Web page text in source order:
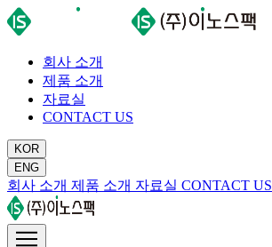
회사 소개
제품 소개
자료실
CONTACT US
KOR
ENG
회사 소개 제품 소개 자료실 CONTACT US